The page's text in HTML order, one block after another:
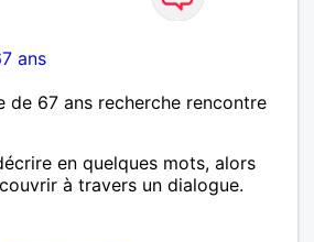
ans
de 67 ans recherche rencontre
en quelques mots, alors
à travers un dialogue.